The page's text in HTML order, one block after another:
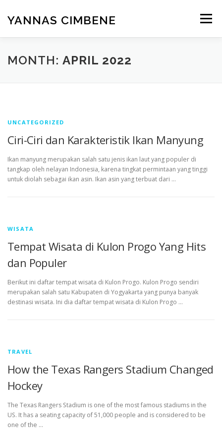
content
YANNAS CIMBENE Menu
CARA GAYA HIDUP ISLAM
MONTH: APRIL 2022
UNCATEGORIZED
Ciri-Ciri dan Karakteristik Ikan Manyung
Ikan manyung merupakan salah satu jenis ikan laut yang populer di
tangkap oleh nelayan Indonesia, karena tingkat permintaan yang tinggi
untuk diolah sebagai ikan asin. Ikan asin yang terbuat dari …
WISATA
Tempat Wisata di Kulon Progo Yang Hits
dan Populer
Berikut ini daftar tempat wisata di Kulon Progo. Kulon Progo sendiri
merupakan salah satu Kabupaten di Yogyakarta yang punya banyak
destinasi wisata. Ini dia daftar tempat wisata di Kulon Progo …
TRAVEL
How the Texas Rangers Stadium Changed
Hockey
The Texas Rangers Stadium is one of the most famous stadiums in the
US. It has a seating capacity of 51,000 people and is considered to be
one of the …